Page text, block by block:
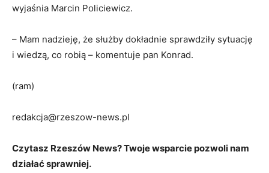
wyjaśnia Marcin Policiewicz.
– Mam nadzieję, że służby dokładnie sprawdziły sytuację
i wiedzą, co robią – komentuje pan Konrad.
(ram)
redakcja@rzeszow-news.pl
Czytasz Rzeszów News? Twoje wsparcie pozwoli nam
działać sprawniej.